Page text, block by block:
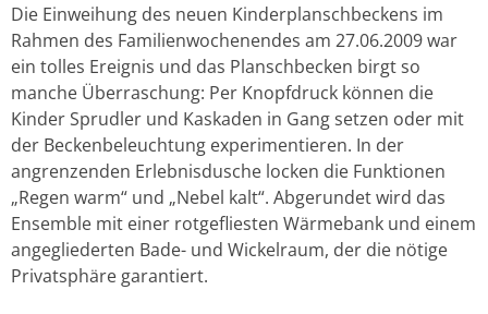
Die Einweihung des neuen Kinderplanschbeckens im
Rahmen des Familienwochenendes am 27.06.2009 war
ein tolles Ereignis und das Planschbecken birgt so
manche Überraschung: Per Knopfdruck können die
Kinder Sprudler und Kaskaden in Gang setzen oder mit
der Beckenbeleuchtung experimentieren. In der
angrenzenden Erlebnisdusche locken die Funktionen
„Regen warm“ und „Nebel kalt“. Abgerundet wird das
Ensemble mit einer rotgefliesten Wärmebank und einem
angegliederten Bade- und Wickelraum, der die nötige
Privatsphäre garantiert.